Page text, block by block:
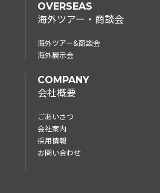
OVERSEAS
海外ツアー・商談会
海外ツアー&商談会
海外展示会
COMPANY
会社概要
ごあいさつ
会社案内
採用情報
お問い合わせ